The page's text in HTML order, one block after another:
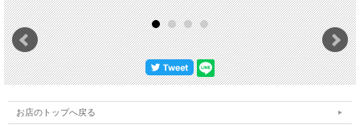
お店のトップへ戻る